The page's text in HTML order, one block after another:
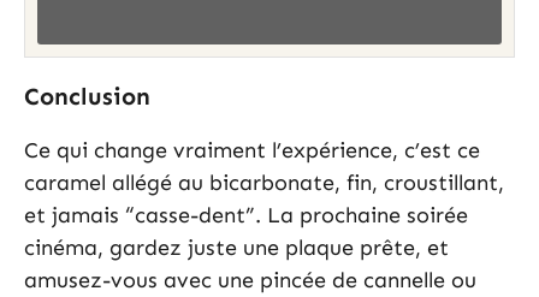
Conclusion
Ce qui change vraiment l’expérience, c’est ce
caramel allégé au bicarbonate, fin, croustillant,
et jamais “casse-dent”. La prochaine soirée
cinéma, gardez juste une plaque prête, et
amusez-vous avec une pincée de cannelle ou